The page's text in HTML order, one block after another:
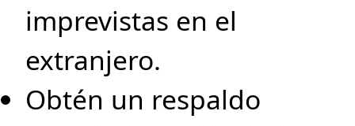
imprevistas en el
extranjero.
Obtén un respaldo